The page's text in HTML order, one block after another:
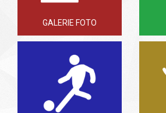
GALERIE FOTO